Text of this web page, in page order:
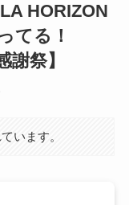
HORIZON
てる！
謝祭】
います。